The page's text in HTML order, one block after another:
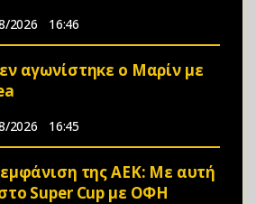
2026 16:46
αγωνίστηκε ο Μαρίν με
2026 16:45
της ΑΕΚ: Με αυτή
Super Cup με ΟΦΗ